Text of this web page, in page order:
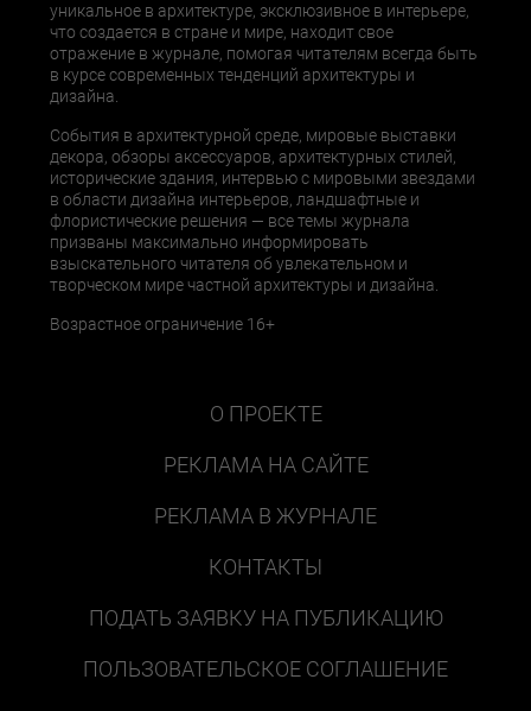
уникальное в архитектуре, эксклюзивное в интерьере,
что создается в стране и мире, находит свое
отражение в журнале, помогая читателям всегда быть
в курсе современных тенденций архитектуры и
дизайна.
События в архитектурной среде, мировые выставки
декора, обзоры аксессуаров, архитектурных стилей,
исторические здания, интервью с мировыми звездами
в области дизайна интерьеров, ландшафтные и
флористические решения — все темы журнала
призваны максимально информировать
взыскательного читателя об увлекательном и
творческом мире частной архитектуры и дизайна.
Возрастное ограничение 16+
О ПРОЕКТЕ
РЕКЛАМА НА САЙТЕ
РЕКЛАМА В ЖУРНАЛЕ
КОНТАКТЫ
ПОДАТЬ ЗАЯВКУ НА ПУБЛИКАЦИЮ
ПОЛЬЗОВАТЕЛЬСКОЕ СОГЛАШЕНИЕ